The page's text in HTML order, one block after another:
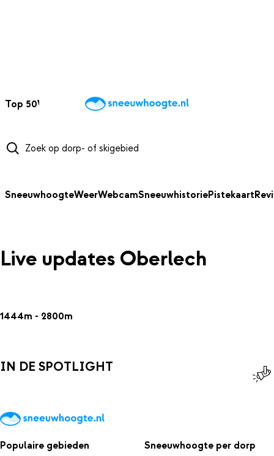
Top 50Webcams WintersportweerKaarten
SneeuwhoogteWeerWebcamSneeuwhistoriePistekaart
Live updates Oberlech
1444m - 2800m
IN DE SPOTLIGHT
Populaire gebieden Sneeuwhoogte per dorp